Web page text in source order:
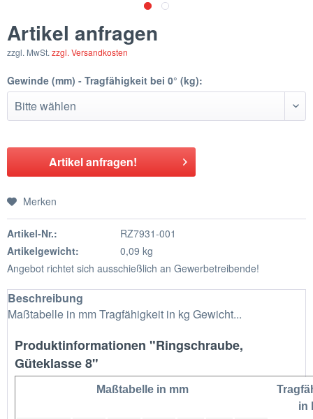
Artikel anfragen
zzgl. MwSt. zzgl. Versandkosten
Gewinde (mm) - Tragfähigkeit bei 0° (kg):
Artikel anfragen!
Merken
Artikel-Nr.:
RZ7931-001
Artikelgewicht:
0,09 kg
Angebot richtet sich ausschießlich an Gewerbetreibende!
Beschreibung
Maßtabelle in mm Tragfähigkeit in kg Gewicht...
Produktinformationen "Ringschraube,
Güteklasse 8"
Maßtabelle in mm
in